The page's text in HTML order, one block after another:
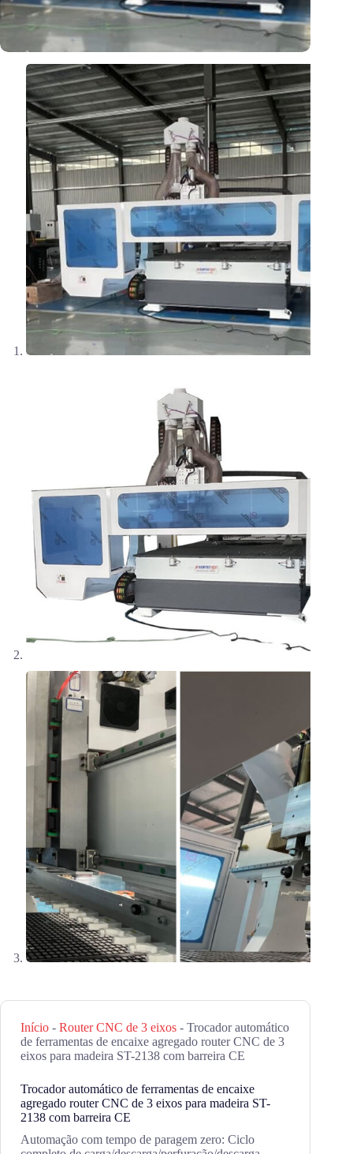
Início - Router CNC de 3 eixos - Trocador automático
de ferramentas de encaixe agregado router CNC de 3
eixos para madeira ST-2138 com barreira CE
Trocador automático de ferramentas de encaixe
agregado router CNC de 3 eixos para madeira ST-
2138 com barreira CE
Automação com tempo de paragem zero: Ciclo